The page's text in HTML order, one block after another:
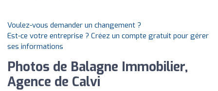
Voulez-vous demander un changement ?
Est-ce votre entreprise ? Créez un compte gratuit pour gérer
ses informations
Photos de Balagne Immobilier,
Agence de Calvi